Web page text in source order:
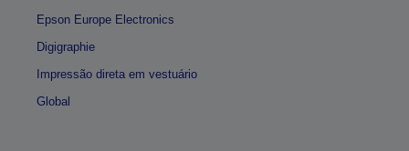
Epson Europe Electronics
Digigraphie
Impressão direta em vestuário
Global